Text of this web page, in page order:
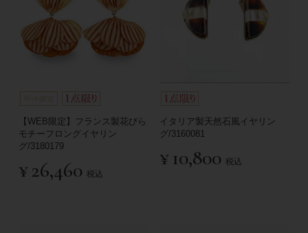
【WEB限定】フランス製花びら
モチーフロングイヤリン
グ/3180179
¥26,460 税込
イタリア製天然石風イヤリン
グ/3160081
¥ 10,800 税込